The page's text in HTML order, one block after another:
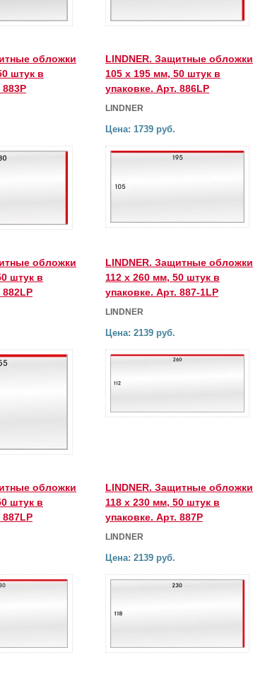
обложки
штук в
883P
LINDNER. Защитные обложки
105 х 195 мм, 50 штук в
упаковке. Арт. 886LP
LINDNER
Цена: 1739 руб.
обложки
штук в
882LP
LINDNER. Защитные обложки
112 х 260 мм, 50 штук в
упаковке. Арт. 887-1LP
LINDNER
Цена: 2139 руб.
обложки
штук в
887LP
LINDNER. Защитные обложки
118 х 230 мм, 50 штук в
упаковке. Арт. 887P
LINDNER
Цена: 2139 руб.